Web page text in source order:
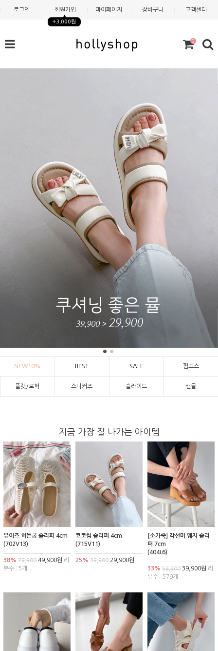
로그인 회원가입
+3,000원
마이페이지 장바구니 고객센터
0
NEW10% BEST SALE 펌프스
플랫/로퍼 스니커즈 슬라이드 샌들
지금 가장 잘 나가는 아이템
뮤이즈 히든굽 슬리퍼 4cm
(702V13)
38% 79,900 49,900원 리
뷰수 : 5개
코코썸 슬리퍼 4cm
(715V11)
25% 39,90029,900원
[소가죽] 각선미 웨지 슬리
퍼 7cm
(404L6)
33% 59,90039,900원 리
뷰수 : 579개